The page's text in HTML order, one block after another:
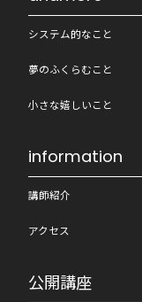
システム的なこと
夢のふくらむこと
小さな嬉しいこと
information
講師紹介
アクセス
公開講座